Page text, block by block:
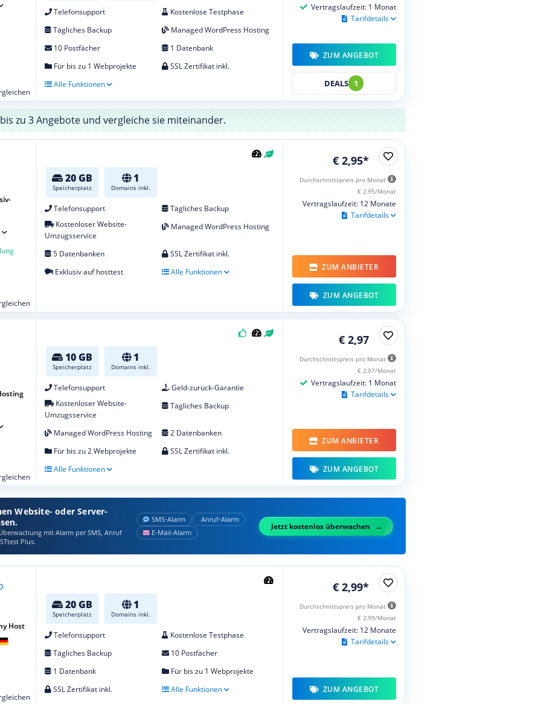
Telefonsupport
Kostenlose Testphase
Tägliches Backup
Managed WordPress Hosting
10 Postfächer
1 Datenbank
Für bis zu 1 Webprojekte
SSL Zertifikat inkl.
Alle Funktionen
Vertragslaufzeit: 1 Monat
Tarifdetails
ZUM ANGEBOT
DEALS 1
zu 3 Angebote und vergleiche sie miteinander.
20 GB
Speicherplatz
1
Domains inkl.
Telefonsupport
Tägliches Backup
Kostenloser Website-
Umzugsservice
Managed WordPress Hosting
5 Datenbanken
SSL Zertifikat inkl.
Exklusiv auf hosttest
Alle Funktionen
€ 2,95*
Durchschnittspreis pro Monat
€ 2,95/Monat
Vertragslaufzeit: 12 Monate
Tarifdetails
ZUM ANBIETER
ZUM ANGEBOT
10 GB
Speicherplatz
1
Domains inkl.
Telefonsupport
Geld-zurück-Garantie
Kostenloser Website-
Umzugsservice
Tägliches Backup
Managed WordPress Hosting
2 Datenbanken
Für bis zu 2 Webprojekte
SSL Zertifikat inkl.
Alle Funktionen
€ 2,97
Durchschnittspreis pro Monat
€ 2,97/Monat
Vertragslaufzeit: 1 Monat
Tarifdetails
ZUM ANBIETER
ZUM ANGEBOT
Website- oder Server-
mit Alarm per SMS, Anruf
Plus.
SMS‑Alarm
Anruf‑Alarm
E‑Mail‑Alarm
Jetzt kostenlos überwachen
20 GB
Speicherplatz
1
Domains inkl.
Telefonsupport
Kostenlose Testphase
Tägliches Backup
10 Postfächer
1 Datenbank
Für bis zu 1 Webprojekte
SSL Zertifikat inkl.
Alle Funktionen
Host
€ 2,99*
Durchschnittspreis pro Monat
€ 2,99/Monat
Vertragslaufzeit: 12 Monate
Tarifdetails
ZUM ANGEBOT